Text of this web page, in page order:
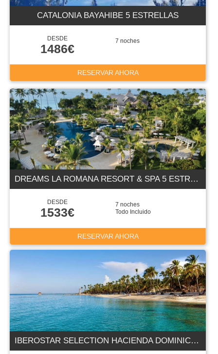
CATALONIA BAYAHIBE 5 ESTRELLAS
DESDE
1486€
7 noches
RESERVAR AHORA
DREAMS LA ROMANA RESORT & SPA 5 ESTRELLAS
DESDE
1533€
7 noches
Todo Incluido
RESERVAR AHORA
IBEROSTAR SELECTION HACIENDA DOMINICUS 5 ESTRELLAS